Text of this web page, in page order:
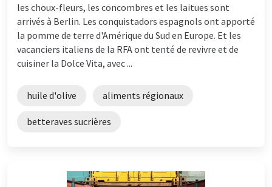
les choux-fleurs, les concombres et les laitues sont
arrivés à Berlin. Les conquistadors espagnols ont apporté
la pomme de terre d'Amérique du Sud en Europe. Et les
vacanciers italiens de la RFA ont tenté de revivre et de
cuisiner la Dolce Vita, avec ...
huile d'olive aliments régionaux
betteraves sucrières